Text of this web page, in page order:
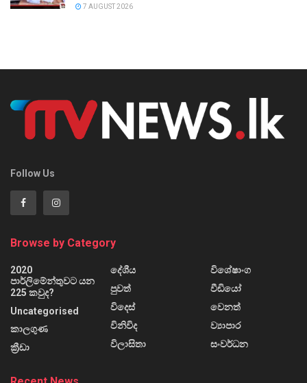
7 AUGUST 2026
Follow Us
Browse by Category
2020
පාර්ලිමේන්තුවට යන
225 කවුද?
Uncategorised
කාලගුණ
ක්‍රීඩා
දේශීය
පුවත්
විදෙස්
විනිවිද
විලාසිතා
විශේෂාංග
වීඩියෝ
වෙනත්
ව්‍යාපාර
සංවර්ධන